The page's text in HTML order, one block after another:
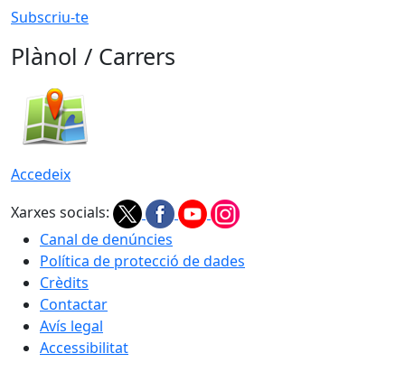
Subscriu-te
Plànol / Carrers
Accedeix
Xarxes socials:
Canal de denúncies
Política de protecció de dades
Crèdits
Contactar
Avís legal
Accessibilitat